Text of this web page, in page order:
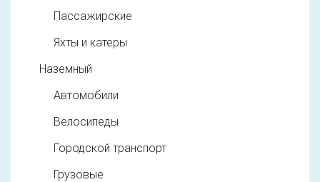
Пассажирские
Яхты и катеры
Наземный
Автомобили
Велосипеды
Городской транспорт
Грузовые